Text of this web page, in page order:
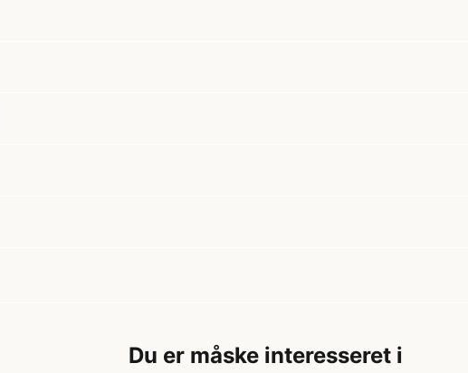
Du er måske interesseret i